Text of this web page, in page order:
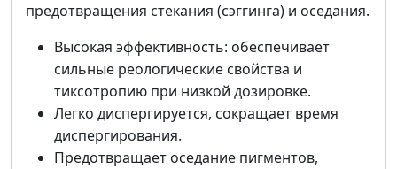
предотвращения стекания (сэггинга) и оседания.
Высокая эффективность: обеспечивает
сильные реологические свойства и
тиксотропию при низкой дозировке.
Легко диспергируется, сокращает время
диспергирования.
Предотвращает оседание пигментов,